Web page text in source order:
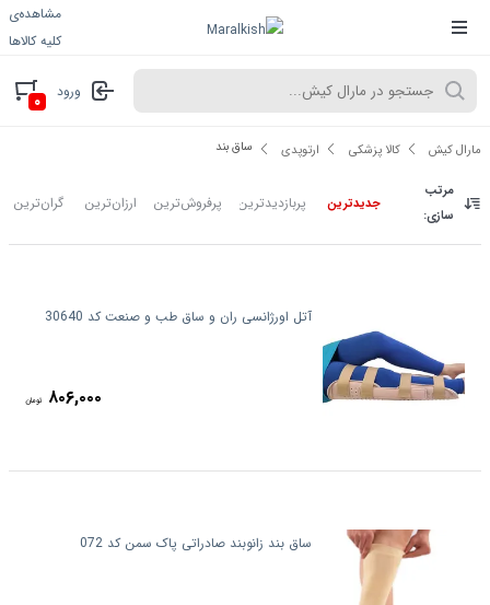
مشاهده‌ی
کلیه کالاها
ورود ۰
مارال کیش کالا پزشکی ارتوپدی ساق بند
مرتب
سازی:
جدیدترین پربازدیدترین پرفروش‌ترین ارزان‌ترین گران‌ترین
آتل اورژانسی ران و ساق طب و صنعت کد 30640
۸۰۶,۰۰۰ تومان
ساق بند زانوبند صادراتی پاک سمن کد 072